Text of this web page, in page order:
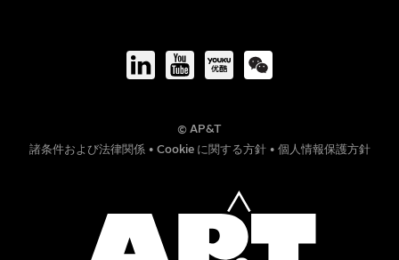
© AP&T
諸条件および法律関係 • Cookie に関する方針 • 個人情報保護方針